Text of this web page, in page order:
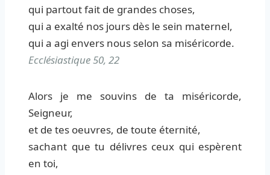
qui partout fait de grandes choses,
qui a exalté nos jours dès le sein maternel,
qui a agi envers nous selon sa miséricorde.
Ecclésiastique 50, 22
Alors je me souvins de ta miséricorde,
Seigneur,
et de tes oeuvres, de toute éternité,
sachant que tu délivres ceux qui espèrent
en toi,